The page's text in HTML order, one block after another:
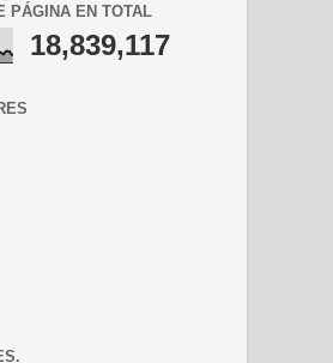
PÁGINA EN TOTAL
18,839,117